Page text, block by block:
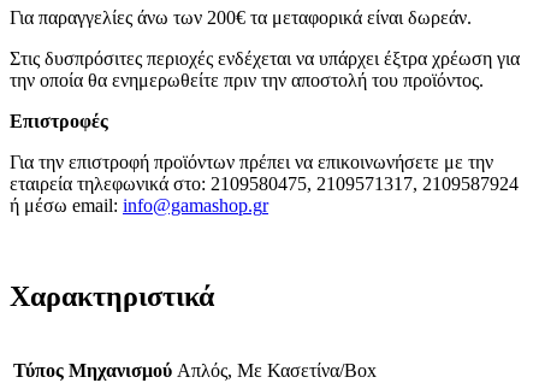
Για παραγγελίες άνω των 200€ τα μεταφορικά είναι δωρεάν.
Στις δυσπρόσιτες περιοχές ενδέχεται να υπάρχει έξτρα χρέωση για
την οποία θα ενημερωθείτε πριν την αποστολή του προϊόντος.
Επιστροφές
Για την επιστροφή προϊόντων πρέπει να επικοινωνήσετε με την
εταιρεία τηλεφωνικά στο: 2109580475, 2109571317, 2109587924
ή μέσω email: info@gamashop.gr
Χαρακτηριστικά
Τύπος Μηχανισμού Απλός, Με Κασετίνα/Box